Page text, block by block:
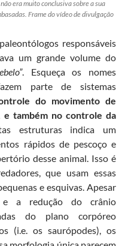
era muito conclusiva sobre a sua
Frame do vídeo de divulgação
responsáveis
um grande volume do
. Esqueça os nomes
parte de sistemas
do movimento de
e também no controle da
estruturas indica um
rápidos de pescoço e
desse animal. Isso é
que usam essas
e esquivas. Apesar
e a redução do crânio
do plano corpóreo
(i.e. os saurópodes), os